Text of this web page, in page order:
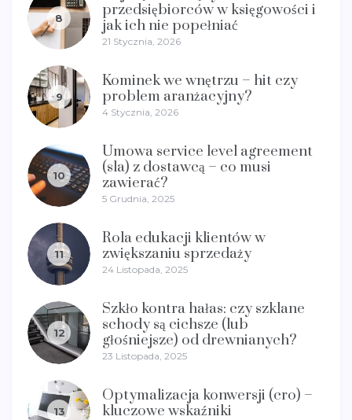
8
przedsiębiorców w księgowości i
jak ich nie popełniać
21 Stycznia, 2026
9
Kominek we wnętrzu – hit czy
problem aranżacyjny?
4 Stycznia, 2026
10
Umowa service level agreement
(sla) z dostawcą – co musi
zawierać?
5 Grudnia, 2025
11
Rola edukacji klientów w
zwiększaniu sprzedaży
24 Listopada, 2025
12
Szkło kontra hałas: czy szklane
schody są cichsze (lub
głośniejsze) od drewnianych?
23 Listopada, 2025
13
Optymalizacja konwersji (cro) –
kluczowe wskaźniki